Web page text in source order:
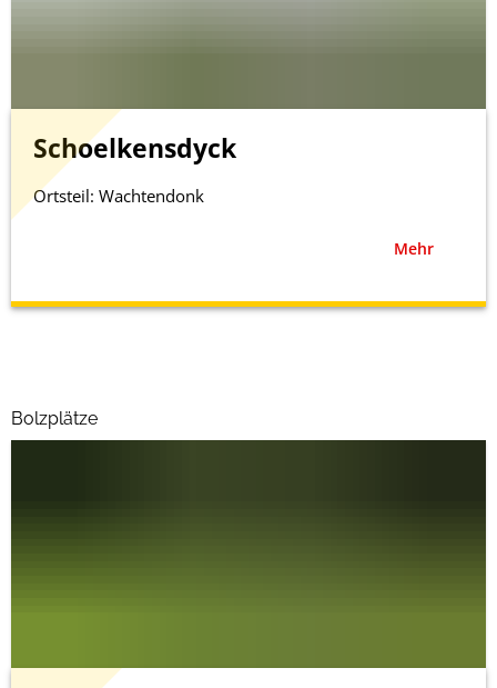
Schoelkensdyck
Ortsteil: Wachtendonk
Mehr
Bolzplätze